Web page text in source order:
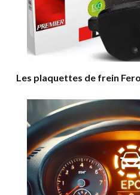
Les plaquettes de frein